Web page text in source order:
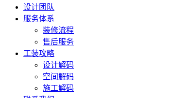
设计团队
服务体系
装修流程
售后服务
工装攻略
设计解码
空间解码
施工解码